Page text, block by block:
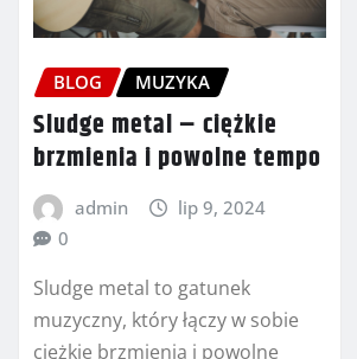
BLOG MUZYKA
Sludge metal – ciężkie
brzmienia i powolne tempo
admin
lip 9, 2024
0
Sludge metal to gatunek
muzyczny, który łączy w sobie
ciężkie brzmienia i powolne